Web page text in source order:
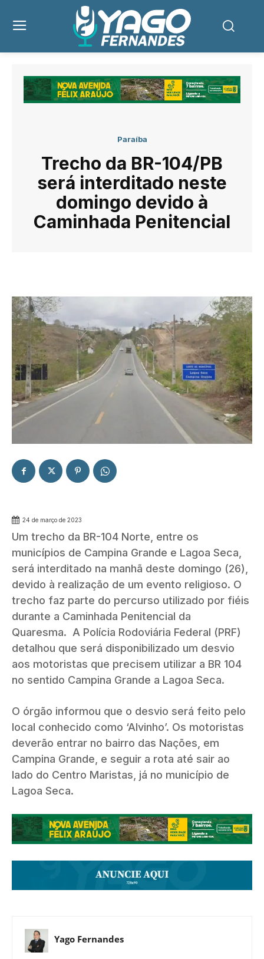
Paraíba
Trecho da BR-104/PB
será interditado neste
domingo devido à
Caminhada Penitencial
24 de março de 2023
Um trecho da BR-104 Norte, entre os
municípios de Campina Grande e Lagoa Seca,
será interditado na manhã deste domingo (26),
devido à realização de um evento religioso. O
trecho faz parte do percurso utilizado por fiéis
durante a Caminhada Penitencial da
Quaresma. A Polícia Rodoviária Federal (PRF)
detalhou que será disponibilizado um desvio
aos motoristas que precisem utilizar a BR 104
no sentido Campina Grande a Lagoa Seca.
O órgão informou que o desvio será feito pelo
local conhecido como ‘Alvinho’. Os motoristas
deverão entrar no bairro das Nações, em
Campina Grande, e seguir a rota até sair ao
lado do Centro Maristas, já no município de
Lagoa Seca.
Yago Fernandes